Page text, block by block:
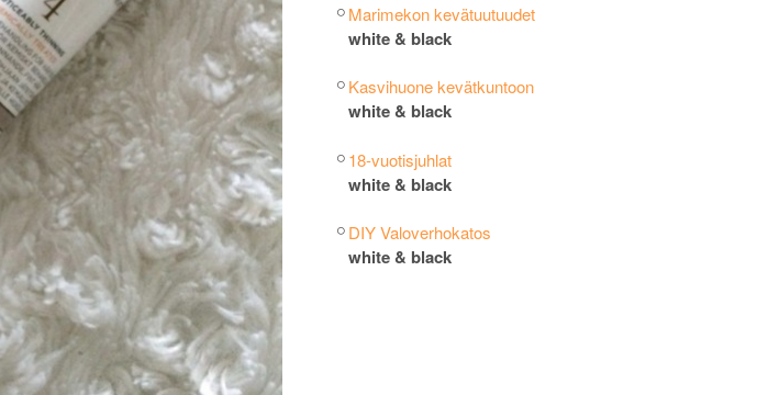
Marimekon kevätuutuudet
white & black
Kasvihuone kevätkuntoon
white & black
18-vuotisjuhlat
white & black
DIY Valoverhokatos
white & black